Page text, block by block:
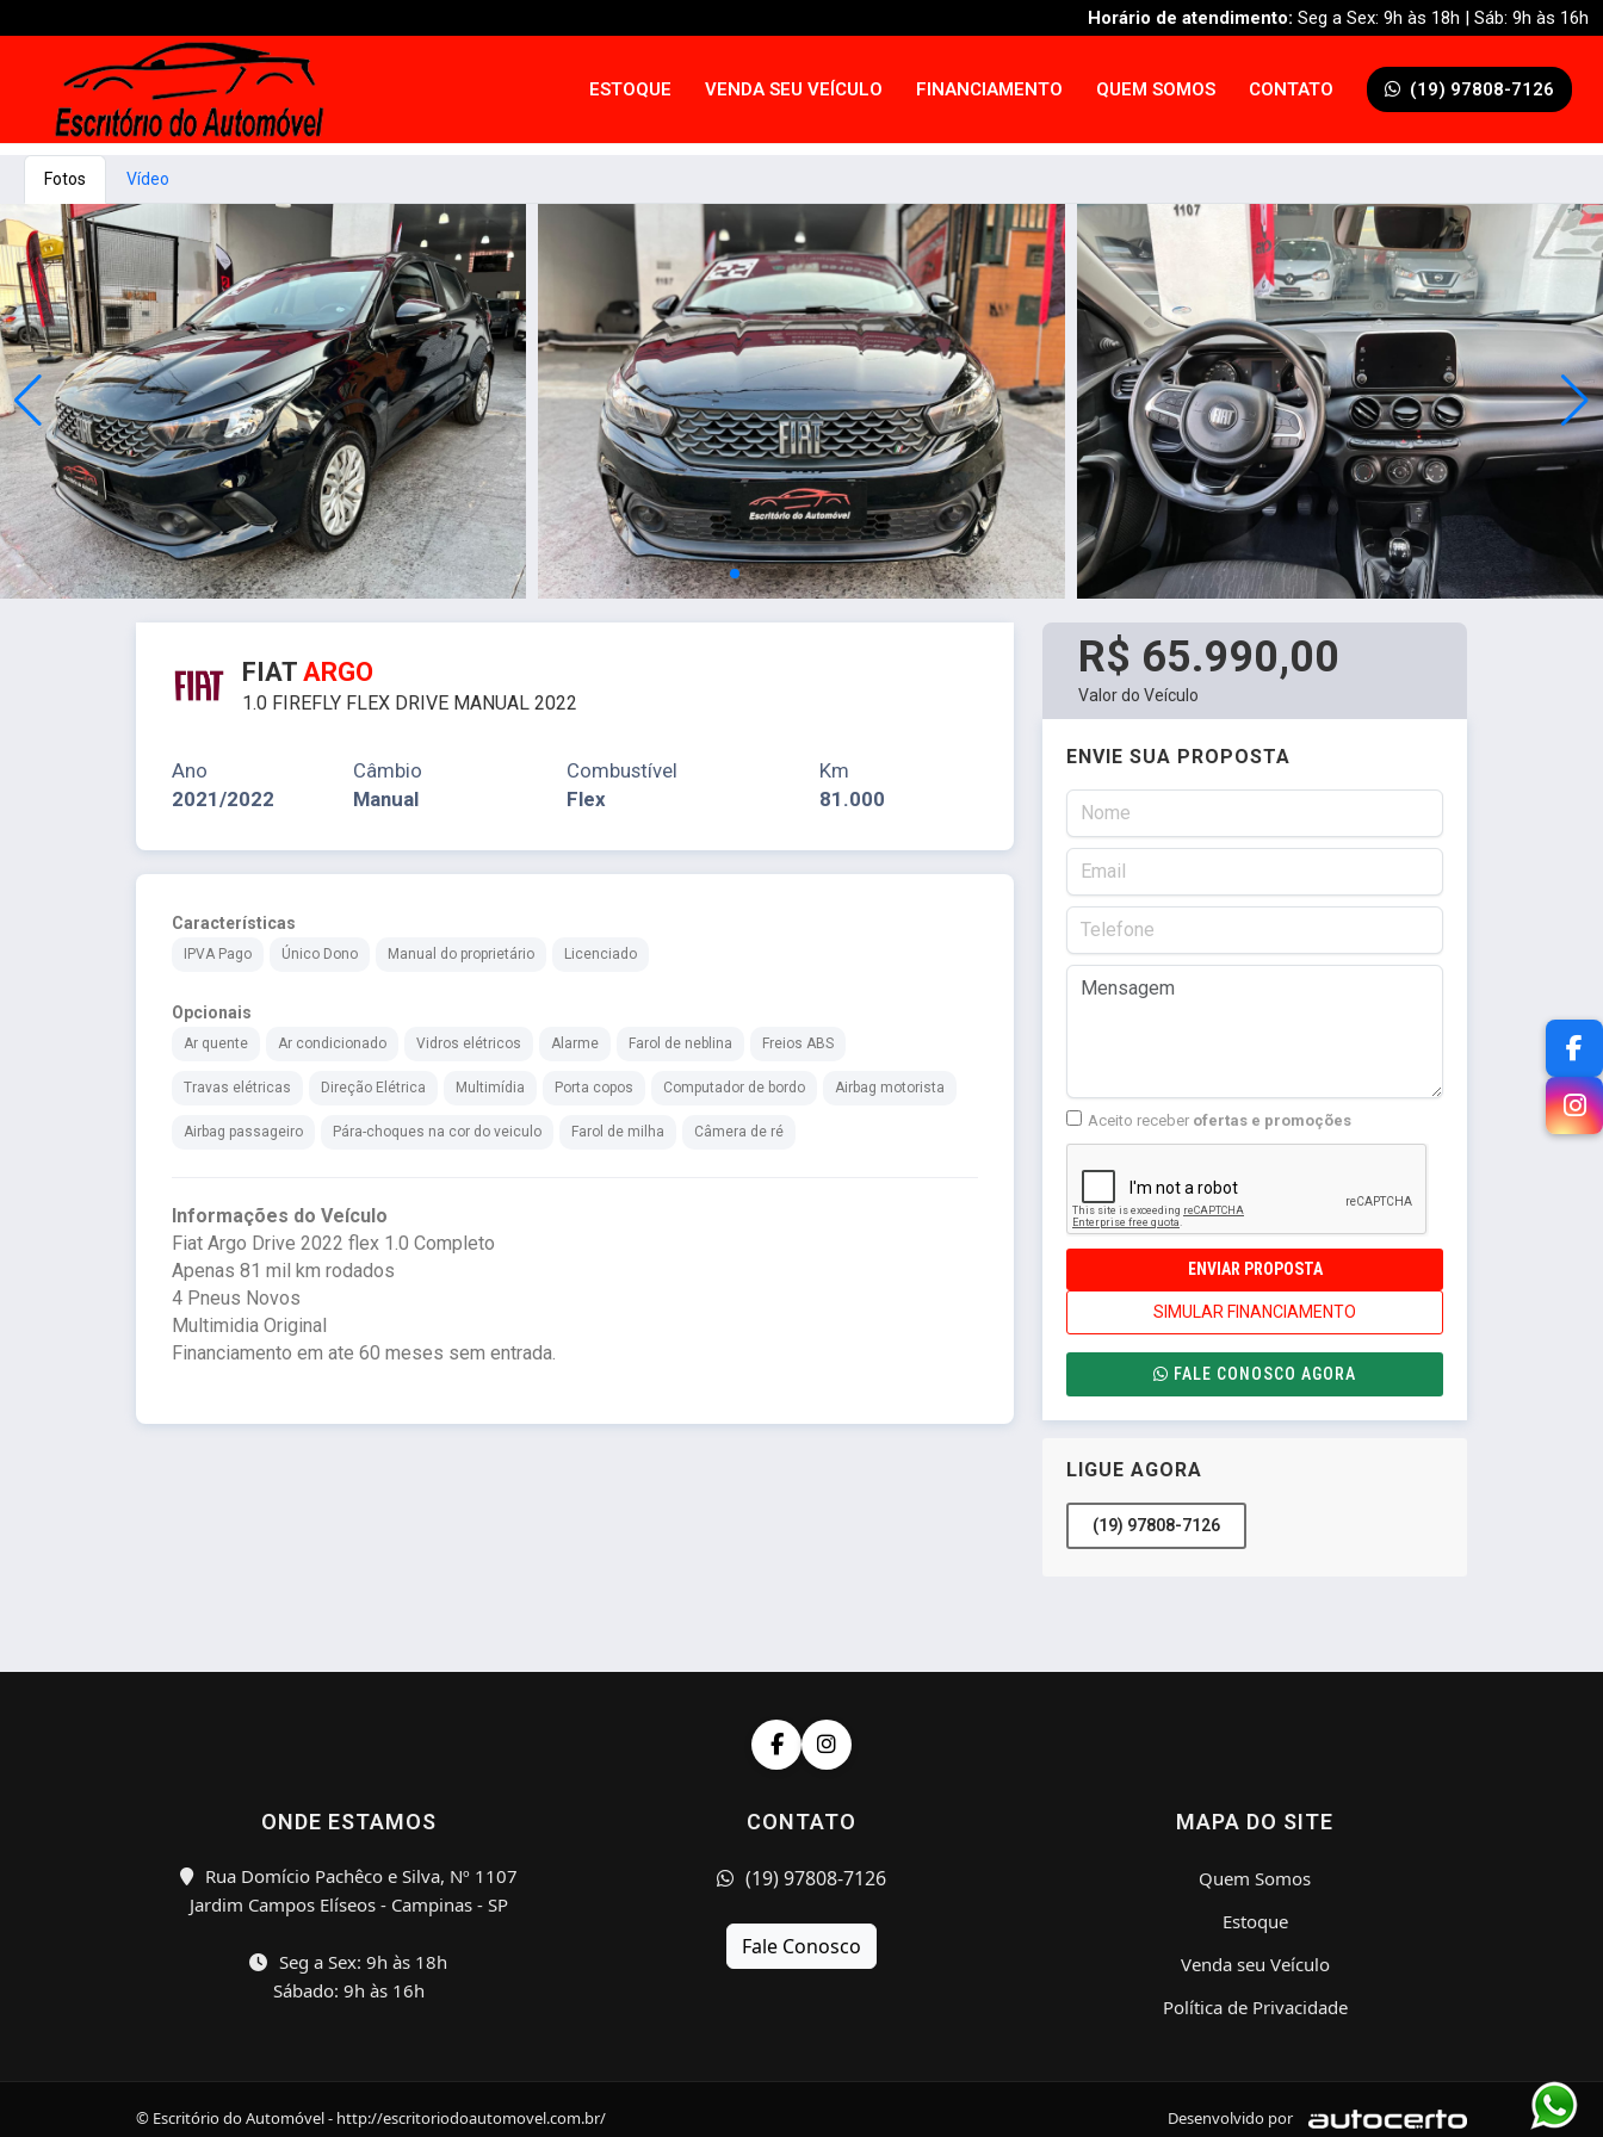
Horário de atendimento: Seg a Sex: 9h às 18h | Sáb: 9h às 16h
ESTOQUE VENDA SEU VEÍCULO FINANCIAMENTO QUEM SOMOS CONTATO (19) 97808-7126
Fotos Vídeo
FIAT ARGO
1.0 FIREFLY FLEX DRIVE MANUAL 2022
Ano
2021/2022
Câmbio
Manual
Combustível
Flex
Km
81.000
Características
IPVA Pago Único Dono Manual do proprietário Licenciado
Opcionais
Ar quente Ar condicionado Vidros elétricos Alarme Farol de neblina Freios ABS
Travas elétricas Direção Elétrica Multimídia Porta copos Computador de bordo Airbag motorista
Airbag passageiro Pára-choques na cor do veiculo Farol de milha Câmera de ré
Informações do Veículo
Fiat Argo Drive 2022 flex 1.0 Completo
Apenas 81 mil km rodados
4 Pneus Novos
Multimidia Original
Financiamento em ate 60 meses sem entrada.
R$ 65.990,00
Valor do Veículo
ENVIE SUA PROPOSTA
Aceito receber ofertas e promoções
ENVIAR PROPOSTA
SIMULAR FINANCIAMENTO
FALE CONOSCO AGORA
LIGUE AGORA
(19) 97808-7126
ONDE ESTAMOS
Rua Domício Pachêco e Silva, Nº 1107
Jardim Campos Elíseos - Campinas - SP
Seg a Sex: 9h às 18h
Sábado: 9h às 16h
CONTATO
(19) 97808-7126
Fale Conosco
MAPA DO SITE
Quem Somos
Estoque
Venda seu Veículo
Política de Privacidade
© Escritório do Automóvel - http://escritoriodoautomovel.com.br/ Desenvolvido por